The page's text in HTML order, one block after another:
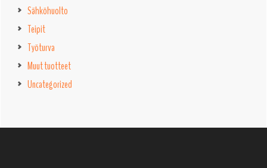
Sähköhuolto
Teipit
Työturva
Muut tuotteet
Uncategorized